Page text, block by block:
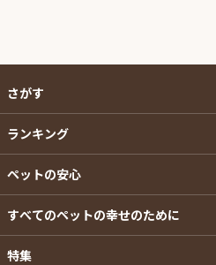
さがす
ランキング
ペットの安心
すべてのペットの幸せのために
特集